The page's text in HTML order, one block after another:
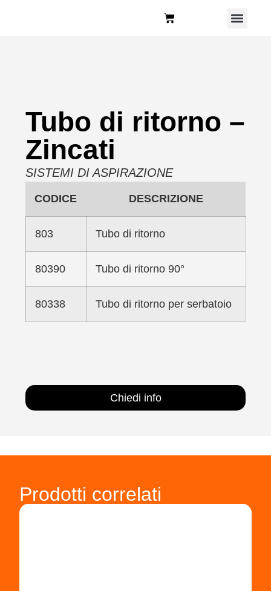
Tubo di ritorno –
Zincati
SISTEMI DI ASPIRAZIONE
CODICE DESCRIZIONE
803 Tubo di ritorno
80390 Tubo di ritorno 90°
80338 Tubo di ritorno per serbatoio
Chiedi info
Prodotti correlati